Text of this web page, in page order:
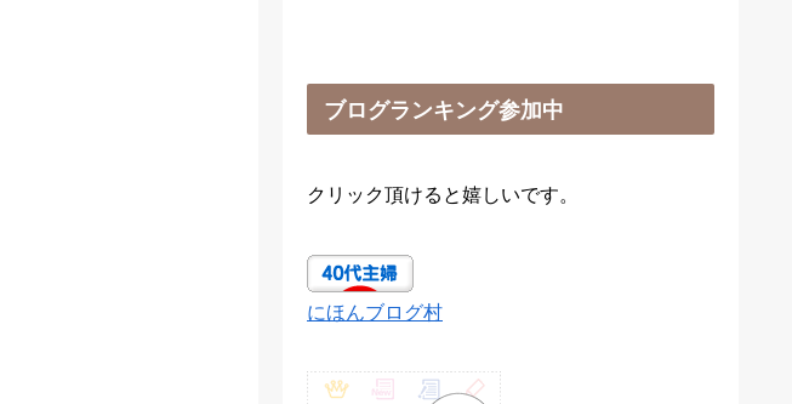
ブログランキング参加中
クリック頂けると嬉しいです。
にほんブログ村